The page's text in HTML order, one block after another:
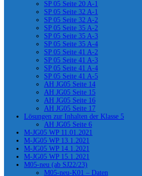
SP 05 Seite 20 A-1
SP 05 Seite 32 A-1
SP 05 Seite 32 A-2
SP 05 Seite 35 A-2
SP 05 Seite 35 A-3
SP 05 Seite 35 A-4
SP 05 Seite 41 A-2
SP 05 Seite 41 A-3
SP 05 Seite 41 A-4
SP 05 Seite 41 A-5
AH JG05 Seite 14
AH JG05 Seite 15
AH JG05 Seite 16
AH JG05 Seite 17
Lösungen zur Inhalten der Klasse 5
AH JG05 Seite 6
M-JG05 WP 11.01.2021
M-JG05 WP 13.1.2021
M-JG05 WP 14.1.2021
M-JG05 WP 15.1.2021
M05-neu (ab SJ22/23)
M05-neu-K01 – Daten